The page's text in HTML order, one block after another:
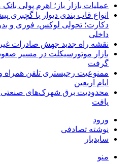
عملیات بازار باز؛ اهرم پولی
انواع قاب بندی دیوار با گچبری
دکارت؛ تحولی لوکس، فوری و
داخلی
نقشه راه جدید جهش صادرات
بازار موتورسیکلت در مسیر
گرفت
ممنوعیت رجیستری تلفن همراه
ایام اربعین
محدودیت برق شهرک‌های صنعتی
یافت
ورود
نوشته تصادفی
سایدبار
منو